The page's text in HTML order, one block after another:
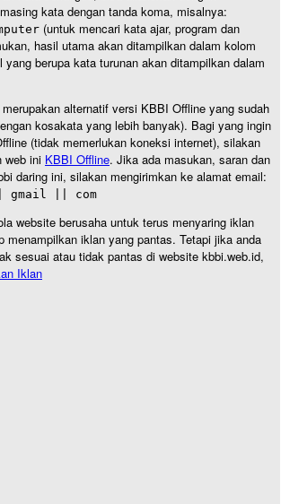
kata dengan tanda koma, misalnya:
(untuk mencari kata ajar, program dan
hasil utama akan ditampilkan dalam kolom
berupa kata turunan akan ditampilkan dalam
alternatif versi KBBI Offline yang sudah
kosakata yang lebih banyak). Bagi yang ingin
(tidak memerlukan koneksi internet), silakan
web ini KBBI Offline. Jika ada masukan, saran dan
daring ini, silakan mengirimkan ke alamat email:
gmail || com
website berusaha untuk terus menyaring iklan
menampilkan iklan yang pantas. Tetapi jika anda
sesuai atau tidak pantas di website kbbi.web.id,
Iklan